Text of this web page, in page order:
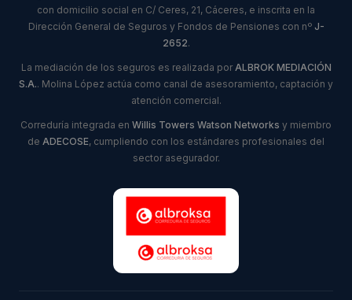
con domicilio social en C/ Ceres, 21, Cáceres, e inscrita en la
Dirección General de Seguros y Fondos de Pensiones con nº J-
2652.
La mediación de los seguros es realizada por ALBROK MEDIACIÓN
S.A.. Molina López actúa como canal de asesoramiento, captación y
atención comercial.
Correduría integrada en Willis Towers Watson Networks y miembro
de ADECOSE, cumpliendo con los estándares profesionales del
sector asegurador.